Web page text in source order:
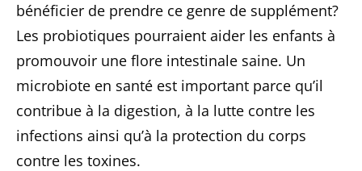
bénéficier de prendre ce genre de supplément?
Les probiotiques pourraient aider les enfants à
promouvoir une flore intestinale saine. Un
microbiote en santé est important parce qu’il
contribue à la digestion, à la lutte contre les
infections ainsi qu’à la protection du corps
contre les toxines.